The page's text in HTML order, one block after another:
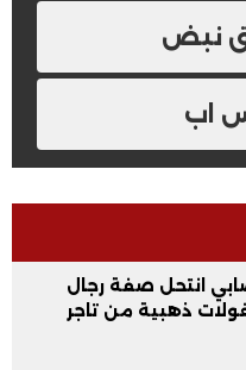
نبض
اب
انتحل صفة رجال
ذهبية من تاجر